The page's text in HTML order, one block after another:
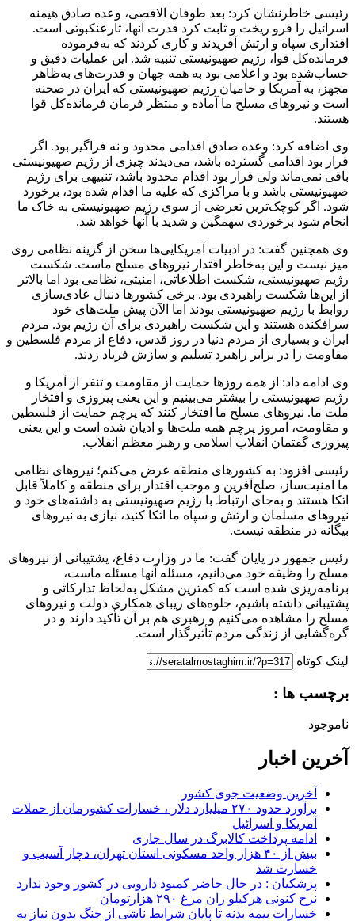
رئیسی خاطرنشان کرد: بعد طوفان الاقصی، وعده صادق هیمنه
اسرائیل را فرو ریخت و ثابت کرد قدرت آنها، تارعنکبوتی است.
اقتداری سپاه و ارتش آفریدند و کاری کردند که به‌فرموده
فرمانده‌کل قوا، رژیم صهیونیستی تنبیه شد. این عملیات دقیق و
حساب‌شده بود و اعلامی بود به همه جهان و قدرت‌های به‌ظاهر
مجهز، به آمریکا و حامیان رژیم صهیونیستی که ایران در صحنه
است و نیروهای مسلح ما آماده و منتظر فرمان فرمانده‌کل قوا
هستند.
وی اضافه کرد: وعده صادق اقدامی محدود و نه فراگیر بود. اگر
قرار بود اقدامی گسترده باشد، می‌دیدند چیزی از رژیم صهیونیستی
باقی نمی‌ماند ولی قرار بود اقدام محدود باشد، تنبیهی برای رژیم
صهیونیستی باشد و با مراکزی که علیه ما اقدام شده بود، برخورد
شود. اگر کوچک‌ترین تعرضی از سوی رژیم صهیونیستی به خاک ما
انجام شود برخوردی سهمگین و شدید با آنها خواهد شد.
وی همچنین گفت: در ادبیات آمریکایی‌ها سخن از گزینه نظامی روی
میز نیست و این به‌خاطر اقتدار نیروهای مسلح ماست. شکست
رژیم صهیونیستی، شکست اطلاعاتی، امنیتی، نظامی بود اما بالاتر
از این‌ها شکست راهبردی بود. برخی کشورها دنبال عادی‌سازی
روابط با رژیم صهیونیستی بودند اما الآن پیش ملت‌های خود
سرافکنده هستند و این شکست راهبردی برای آن رژیم بود. مردم
ایران و بسیاری از مردم دنیا در روز قدس، دفاع از مردم فلسطین و
مقاومت را در برابر راهبرد تسلیم و سازش فریاد زدند.
وی ادامه داد: از همه روزها حمایت از مقاومت و تنفر از آمریکا و
رژیم صهیونیستی را بیشتر می‌بینیم و این یعنی پیروزی و افتخار
ملت ما. نیروهای مسلح ما افتخار کنند که پرچم حمایت از فلسطین
و مقاومت، امروز پرچم همه ملت‌ها و ادیان شده است و این یعنی
پیروزی گفتمان انقلاب اسلامی و رهبر معظم انقلاب.
رئیسی افزود: به کشورهای منطقه عرض می‌کنم؛ نیروهای نظامی
ما امنیت‌ساز، صلح‌آفرین و موجب اقتدار برای منطقه و کاملاً قابل
اتکا هستند و به‌جای ارتباط با رژیم صهیونیستی به داشته‌های خود و
نیروهای مسلمان و ارتش و سپاه ما اتکا کنید، نیازی به نیروهای
بیگانه در منطقه نیست.
رئیس جمهور در پایان گفت: ما در وزارت دفاع، پشتیبانی از نیروهای
مسلح را وظیفه خود می‌دانیم، مسئله آنها مسئله ماست،
برنامه‌ریزی شده است که کمترین مشکل به‌لحاظ تدارکاتی و
پشتیبانی داشته باشیم، جلوه‌های زیبای همکاری دولت و نیروهای
مسلح را مشاهده می‌کنیم و رهبری هم بر آن تأکید دارند و در
گره‌گشایی از زندگی مردم تأثیرگذار است.
لینک کوتاه
برچسب ها :
ناموجود
آخرین اخبار
آخرین وضعیت جوی کشور
برآورد حدود ۲۷۰ میلیارد دلار ، خسارات کشورمان از حملات
آمریکا و اسرائیل
ادامه پرداخت کالابرگ در سال جاری
بیش از ۴۰ هزار واحد مسکونی استان تهران، دچار آسیب و
خسارت شد
پزشکیان : در حال حاضر کمبود دارویی در کشور وجود ندارد
نرخ کنونی هرکیلو ران مرغ ۲۹۰ هزارتومان
خسارات بیمه بدنه تا پایان شرایط ناشی از جنگ بدون نیاز به